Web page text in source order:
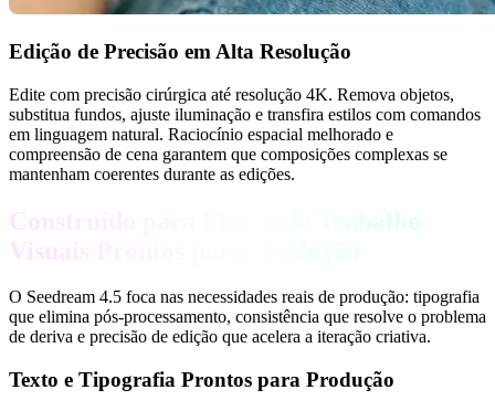
Edição de Precisão em Alta Resolução
Edite com precisão cirúrgica até resolução 4K. Remova objetos,
substitua fundos, ajuste iluminação e transfira estilos com comandos
em linguagem natural. Raciocínio espacial melhorado e
compreensão de cena garantem que composições complexas se
mantenham coerentes durante as edições.
Construído para Fluxos de Trabalho
Visuais Prontos para Produção
O Seedream 4.5 foca nas necessidades reais de produção: tipografia
que elimina pós-processamento, consistência que resolve o problema
de deriva e precisão de edição que acelera a iteração criativa.
Texto e Tipografia Prontos para Produção